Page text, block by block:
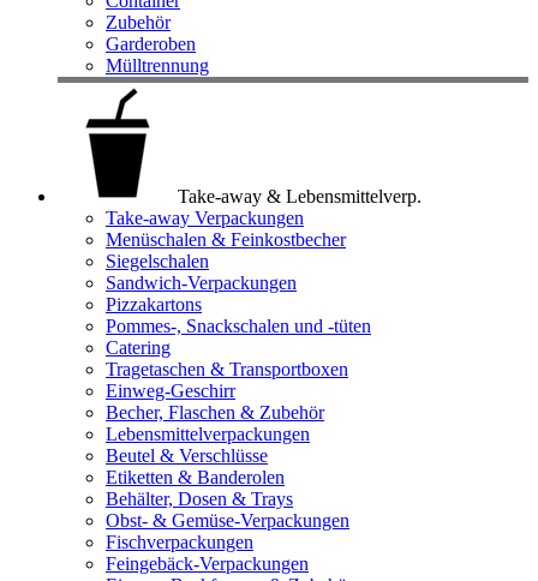
Zubehör
Garderoben
Mülltrennung
Take-away & Lebensmittelverp.
Take-away Verpackungen
Menüschalen & Feinkostbecher
Siegelschalen
Sandwich-Verpackungen
Pizzakartons
Pommes-, Snackschalen und -tüten
Catering
Tragetaschen & Transportboxen
Einweg-Geschirr
Becher, Flaschen & Zubehör
Lebensmittelverpackungen
Beutel & Verschlüsse
Etiketten & Banderolen
Behälter, Dosen & Trays
Obst- & Gemüse-Verpackungen
Fischverpackungen
Feingebäck-Verpackungen